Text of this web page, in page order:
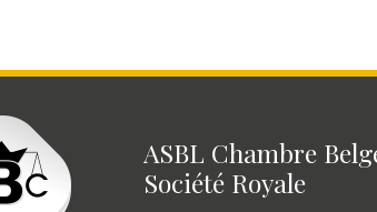
ASBL Chambre
Société Royale